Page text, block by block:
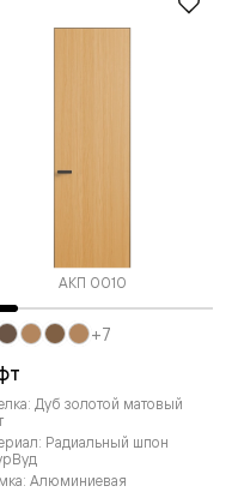
АКП 0010
Дуб золотой матовый
Радиальный шпон
Алюминиевая
+7